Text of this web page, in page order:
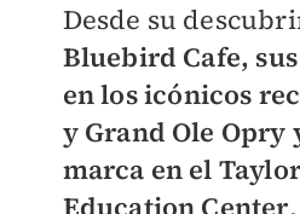
Desde su
Bluebird Cafe,
en los icónicos
y Grand Ole Opry
marca en el
Education Center